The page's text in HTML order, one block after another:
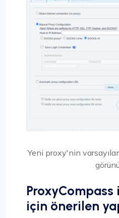
Yeni proxy'nin
için önerilen